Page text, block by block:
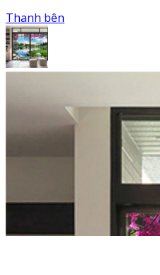
Thanh bên